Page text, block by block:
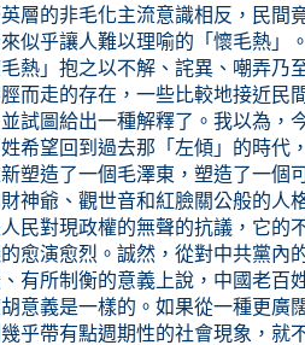
層的非毛化主流意識相反，民間
似乎讓人難以理喻的「懷毛熱」。
熱」抱之以不解、詫異、嘲弄乃
而走的存在，一些比較地接近民
試圖給出一種解釋了。我以為，
希望回到過去那「左傾」的時代，
塑造了一個毛澤東，塑造了一個
神爺、觀世音和紅臉關公般的人
民對現政權的無聲的抗議，它的
愈演愈烈。誠然，從對中共黨內
有所制衡的意義上說，中國老百
意義是一樣的。如果從一種更廣
乎帶有點週期性的社會現象，就